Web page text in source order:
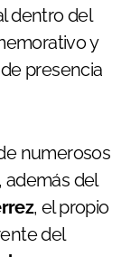
dentro del
y
presencia
numerosos
además del
, el propio
del